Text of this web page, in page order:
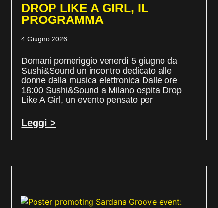
DROP LIKE A GIRL, IL
PROGRAMMA
4 Giugno 2026
Domani pomeriggio venerdì 5 giugno da
Sushi&Sound un incontro dedicato alle
donne della musica elettronica Dalle ore
18:00 Sushi&Sound a Milano ospita Drop
Like A Girl, un evento pensato per
Leggi >